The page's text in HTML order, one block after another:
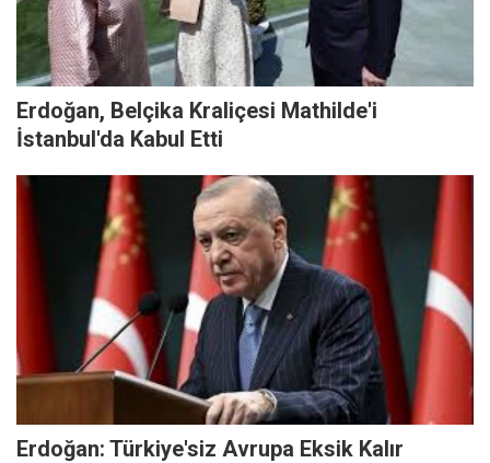
Erdoğan, Belçika Kraliçesi Mathilde'i
İstanbul'da Kabul Etti
Erdoğan: Türkiye'siz Avrupa Eksik Kalır